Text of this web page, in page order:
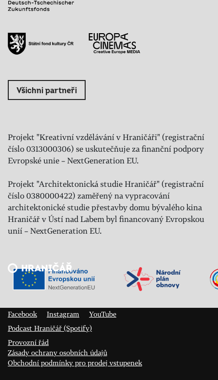
Všichni partneři
Projekt "Kreativní vzdělávání v Hraničáři" (registrační
číslo 0313000306) se uskutečňuje za finanční podpory
Evropské unie – NextGeneration EU.
Projekt "Architektonická studie Hraničář" (registrační
číslo 0380000422) zaměřený na vypracování
architektonické studie přestavby domu bývalého kina
Hraničář v Ústí nad Labem byl financovaný Evropskou
unií – NextGeneration EU.
Veřejný sál Hraničář, spolek
Facebook
Instagram
YouTube
Podcast Hraničář (Spotify)
Provozní řád
Zásady ochrany osobních údajů
Obchodní podmínky pro prodej vstupenek